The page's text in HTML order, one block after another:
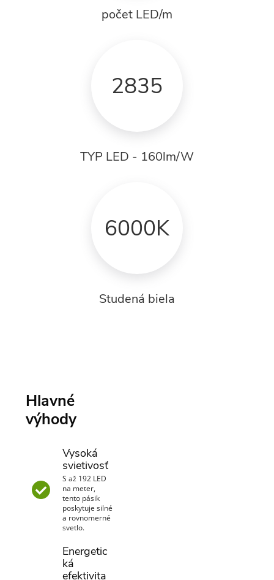
počet LED/m
2835
TYP LED - 160lm/W
6000K
Studená biela
Hlavné
výhody
Vysoká
svietivosť
S až 192 LED
na meter,
tento pásik
poskytuje silné
a rovnomerné
svetlo.
Energetic
ká
efektivita